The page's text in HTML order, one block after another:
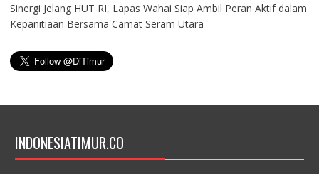
Sinergi Jelang HUT RI, Lapas Wahai Siap Ambil Peran Aktif dalam
Kepanitiaan Bersama Camat Seram Utara
INDONESIATIMUR.CO